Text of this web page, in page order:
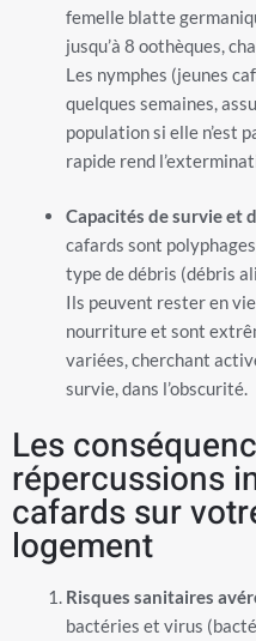
femelle blatte
jusqu’à 8 oothèques,
Les nymphes (jeunes
quelques semaines,
population si elle n’est
rapide rend
Capacités de survie et
cafards sont
type de débris (débris
Ils peuvent rester en
nourriture et sont
variées, cherchant
survie, dans l’obscurité.
Les
répercussions
cafards sur
logement
Risques sanitaires
bactéries et virus